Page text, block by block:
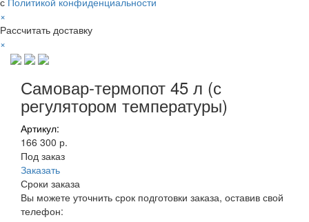
×
Рассчитать доставку
×
Самовар-термопот 45 л (с
регулятором температуры)
Артикул:
166 300 р.
Под заказ
Заказать
Сроки заказа
Вы можете уточнить срок подготовки заказа, оставив свой
телефон: